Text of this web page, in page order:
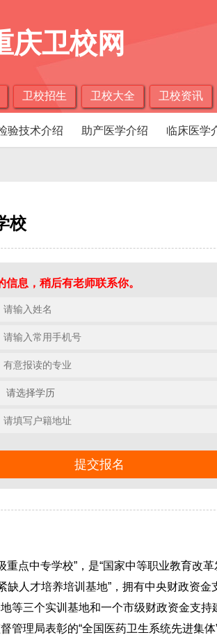
庆卫校网
卫校招生 卫校大全 卫校资讯
验技术介绍 助产医学介绍 临床医学
校
信息，稍后有老师联系你。
点中专学校”，是“国家中等职业教育改革
缺人才培养培训基地”，拥有中央财政资金
等三个实训基地和一个市级财政资金支持
理局表彰的“全国医药卫生系统先进集体”